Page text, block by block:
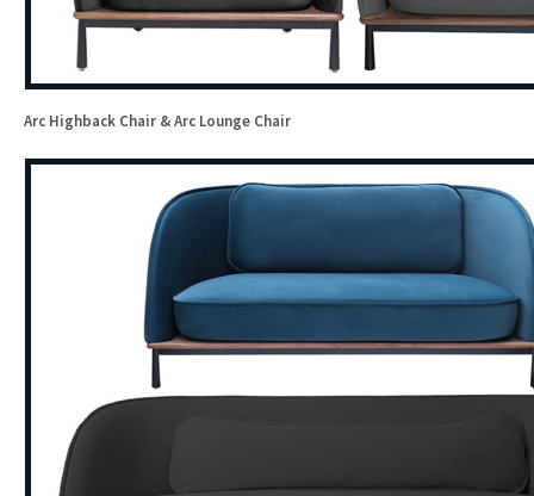
Arc Highback Chair & Arc Lounge Chair